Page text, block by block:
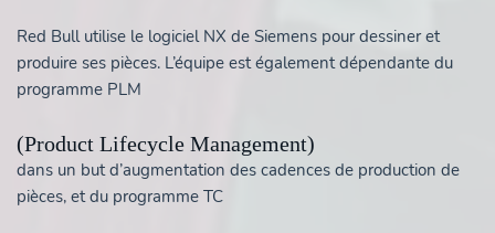
Red Bull utilise le logiciel NX de Siemens pour dessiner et
produire ses pièces. L’équipe est également dépendante du
programme PLM
(Product Lifecycle Management)
dans un but d’augmentation des cadences de production de
pièces, et du programme TC